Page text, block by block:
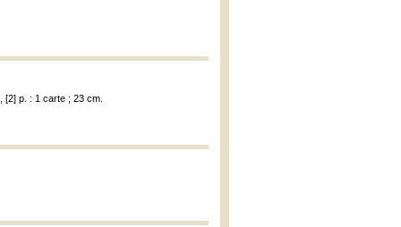
[2] p. : 1 carte ; 23 cm.